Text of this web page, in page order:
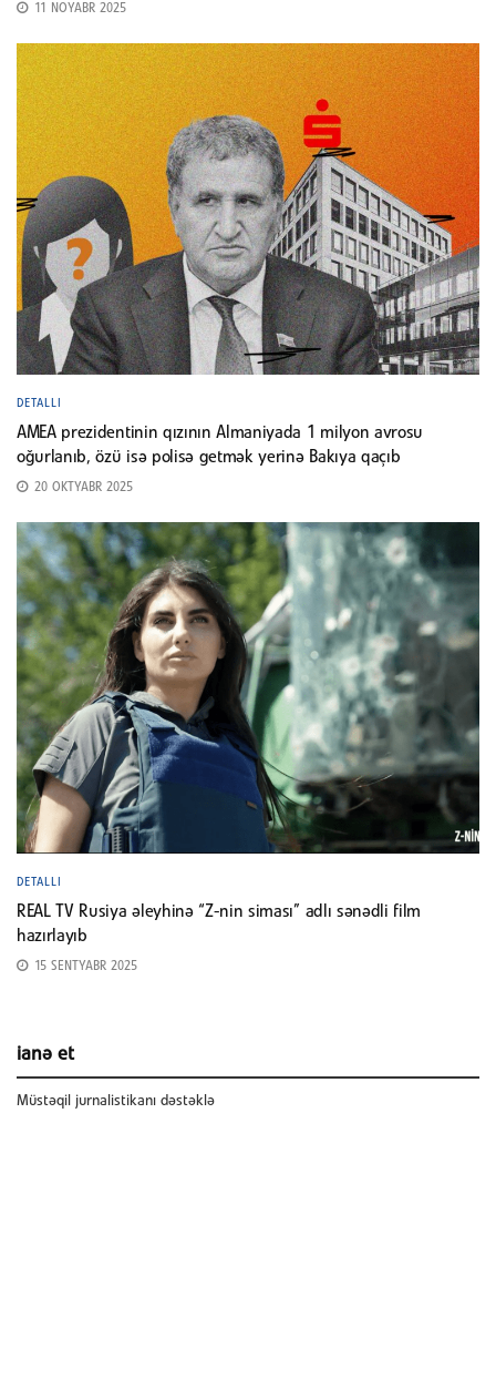
11 NOYABR 2025
DETALLI
AMEA prezidentinin qızının Almaniyada 1 milyon avrosu
oğurlanıb, özü isə polisə getmək yerinə Bakıya qaçıb
20 OKTYABR 2025
DETALLI
REAL TV Rusiya əleyhinə “Z-nin siması” adlı sənədli film
hazırlayıb
15 SENTYABR 2025
ianə et
Müstəqil jurnalistikanı dəstəklə